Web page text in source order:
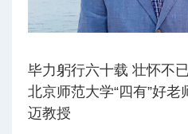
毕力躬行六十载 壮怀不
北京师范大学“四有”好
迈教授